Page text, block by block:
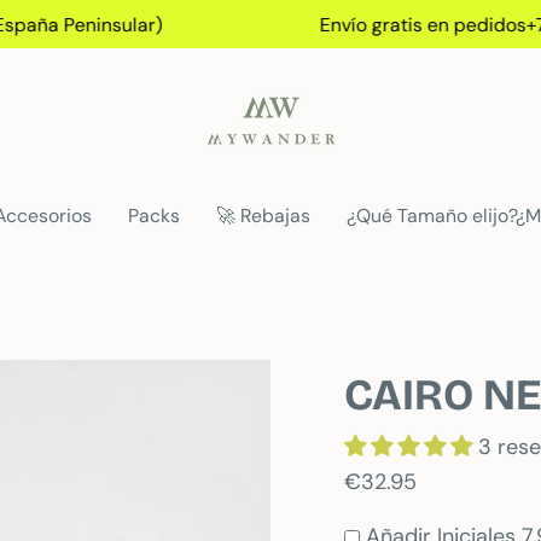
Peninsular) Envío gratis en pedidos+75€
Packs 🚀 Rebajas ¿Qué Tamaño
CAIRO
3
€32.95